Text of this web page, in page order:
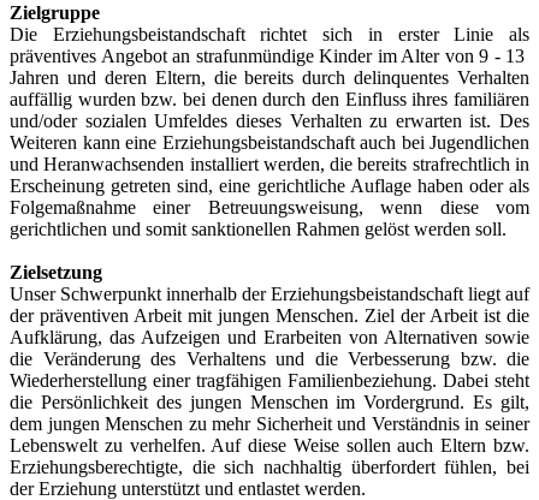
Zielgruppe
Die Erziehungsbeistandschaft richtet sich in erster Linie als
präventives Angebot an strafunmündige Kinder im Alter von 9 - 13
Jahren und deren Eltern, die bereits durch delinquentes Verhalten
auffällig wurden bzw. bei denen durch den Einfluss ihres familiären
und/oder sozialen Umfeldes dieses Verhalten zu erwarten ist. Des
Weiteren kann eine Erziehungsbeistandschaft auch bei Jugendlichen
und Heranwachsenden installiert werden, die bereits strafrechtlich in
Erscheinung getreten sind, eine gerichtliche Auflage haben oder als
Folgemaßnahme einer Betreuungsweisung, wenn diese vom
gerichtlichen und somit sanktionellen Rahmen gelöst werden soll.
Zielsetzung
Unser Schwerpunkt innerhalb der Erziehungsbeistandschaft liegt auf
der präventiven Arbeit mit jungen Menschen. Ziel der Arbeit ist die
Aufklärung, das Aufzeigen und Erarbeiten von Alternativen sowie
die Veränderung des Verhaltens und die Verbesserung bzw. die
Wiederherstellung einer tragfähigen Familienbeziehung. Dabei steht
die Persönlichkeit des jungen Menschen im Vordergrund. Es gilt,
dem jungen Menschen zu mehr Sicherheit und Verständnis in seiner
Lebenswelt zu verhelfen. Auf diese Weise sollen auch Eltern bzw.
Erziehungsberechtigte, die sich nachhaltig überfordert fühlen, bei
der Erziehung unterstützt und entlastet werden.